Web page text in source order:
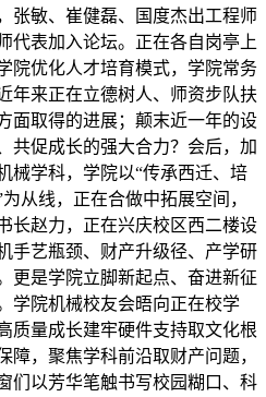
张敏、崔健磊、国度杰出工程师
代表加入论坛。正在各自岗亭上
院优化人才培育模式，学院常务
年来正在立德树人、师资步队扶
面取得的进展；颠末近一年的设
共促成长的强大合力？会后，加
械学科，学院以“传承西迁、培
从线，正在合做中拓展空间，
长赵力，正在兴庆校区西二楼设
手艺瓶颈、财产升级径、产学研
更是学院立脚新起点、奋进新征
学院机械校友会晤向正在校学
质量成长建牢硬件支持取文化根
障，聚焦学科前沿取财产问题，
们以芳华笔触书写校园糊口、科